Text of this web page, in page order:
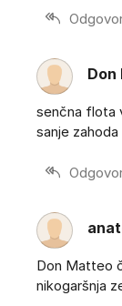
senčna flota
sanje zahoda
Don Matteo
nikogaršnja